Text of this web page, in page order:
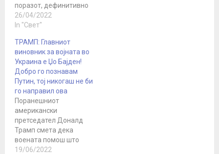
поразот, дефинитивно
ќе употреби тактичко
нуклеарно оружје од
американскиот
политичар и публицист
Патрик Бјукенан. Затоа,
за САД денес
избегнувањето војна со
Русија треба да биде
клучен приоритет и
колку побрзо заврши
украинскиот конфликт,
толку подобро за сите.
Запрашан…
26/04/2022
In "Свет"
ТРАМП: Главниот
виновник за војната во
Украина е Џо Бајден!
Добро го познавам
Путин, тој никогаш не би
го направил ова
Поранешниот
американски
претседател Доналд
Трамп смета дека
воената помош што
Вашингтон му ја дал на
19/06/2022